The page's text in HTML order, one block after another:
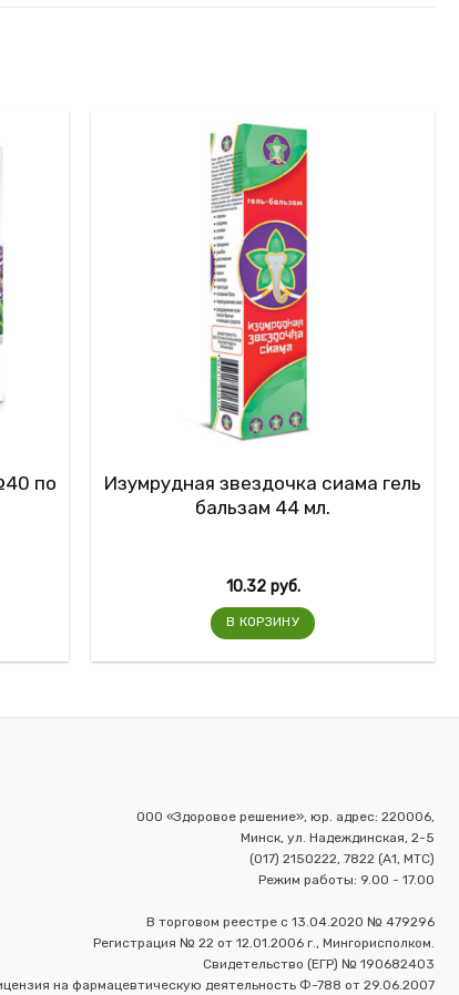
по
Изумрудная звездочка сиама гель
бальзам 44 мл.
10.32 руб.
В КОРЗИНУ
ООО «Здоровое решение», юр. адрес: 220006,
Минск, ул. Надеждинская, 2-5
(017) 2150222, 7822 (А1, МТС)
Режим работы: 9.00 - 17.00
В торговом реестре с 13.04.2020 № 479296
Регистрация № 22 от 12.01.2006 г., Мингорисполком.
Свидетельство (ЕГР) № 190682403
на фармацевтическую деятельность Ф-788 от 29.06.2007